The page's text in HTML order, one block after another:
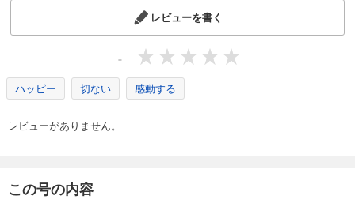
285 全国写真コンテストガイド
あらすじを表示する
フォトコン2025年7月号
1,048円 (税込)
あらすじを表示する
フォトコン2025年6月号
レビューを書く
-
ハッピー 切ない 感動する
レビューがありません。
この号の内容